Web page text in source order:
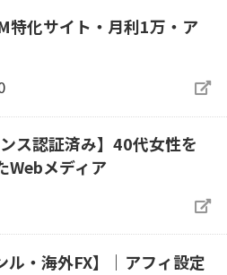
特化サイト・月利1万・ア
ス認証済み】40代女性を
Webメディア
ル・海外FX】｜アフィ設定